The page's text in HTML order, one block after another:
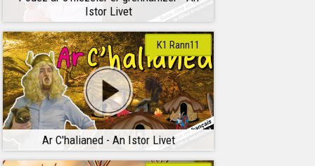
Istor Livet
Ar C'halianed - An Istor Livet
K1 Rann11